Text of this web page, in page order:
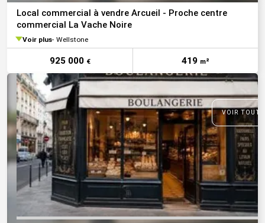
Local commercial à vendre Arcueil - Proche centre
commercial La Vache Noire
Voir plus Wellstone
925 000 € 419 m²
VOIR